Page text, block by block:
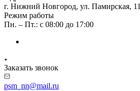
г. Нижний Новгород, ул. Памирская, 11
Режим работы
Пн. – Пт.: с 08:00 до 17:00
Заказать звонок
psm_nn@mail.ru